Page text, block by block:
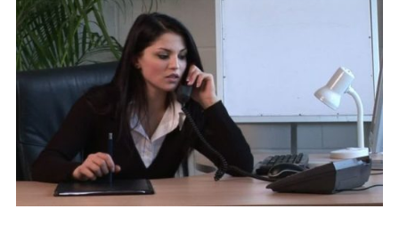
μετά
την
άσκηση
και
δεν
χάνω